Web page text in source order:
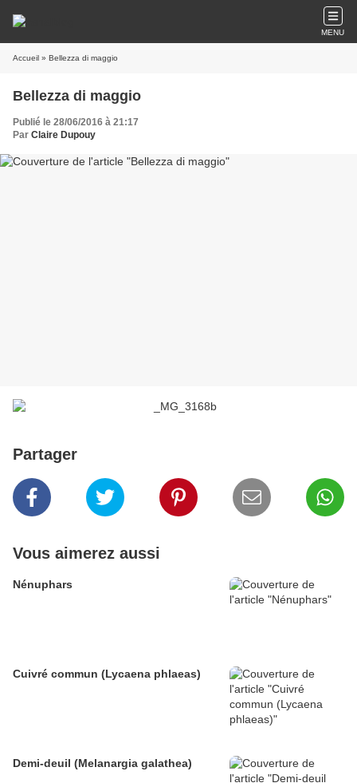
MENU
Accueil » Bellezza di maggio
Bellezza di maggio
Publié le 28/06/2016 à 21:17
Par Claire Dupouy
Partager
Vous aimerez aussi
Nénuphars
Cuivré commun (Lycaena phlaeas)
Demi-deuil (Melanargia galathea)